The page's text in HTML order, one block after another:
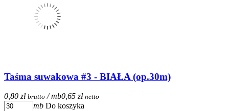
Taśma suwakowa #3 - BIAŁA (op.30m)
0,80 zł brutto / mb0,65 zł netto
mb Do koszyka